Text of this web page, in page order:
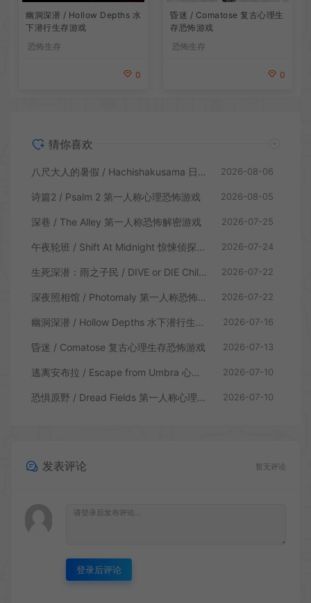
幽洞深潜 / Hollow Depths 水
下潜行生存游戏
恐怖生存
0
昏迷 / Comatose 复古心理生
存恐怖游戏
恐怖生存
0
猜你喜欢
八尺大人的暑假 / Hachishakusama 日式温情恐怖游戏 2026-08-06
诗篇2 / Psalm 2 第一人称心理恐怖游戏 2026-08-05
深巷 / The Alley 第一人称恐怖解密游戏 2026-07-25
午夜轮班 / Shift At Midnight 惊悚侦探恐怖游戏 2026-07-24
生死深潜：雨之子民 / DIVE or DIE Children of Rain 恐怖生存探索游戏 2026-07-22
深夜照相馆 / Photomaly 第一人称恐怖游戏 2026-07-22
幽洞深潜 / Hollow Depths 水下潜行生存游戏 2026-07-16
昏迷 / Comatose 复古心理生存恐怖游戏 2026-07-13
逃离安布拉 / Escape from Umbra 心理生存恐怖解谜游戏 2026-07-10
恐惧原野 / Dread Fields 第一人称心理恐怖游戏 2026-07-10
发表评论 暂无评论
登录后评论